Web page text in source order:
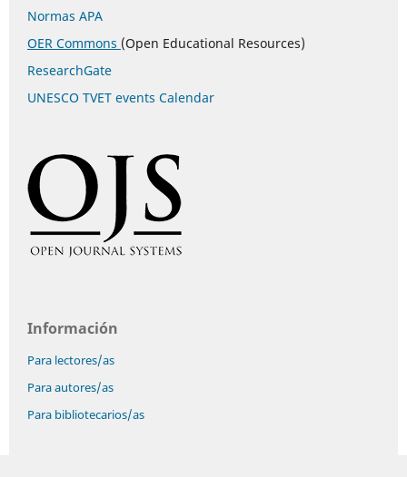
Normas APA
OER Commons (Open Educational Resources)
ResearchGate
UNESCO TVET events Calendar
Información
Para lectores/as
Para autores/as
Para bibliotecarios/as